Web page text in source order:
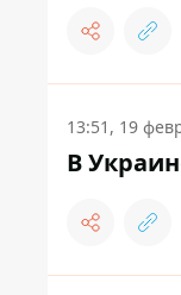
13:51, 19
В